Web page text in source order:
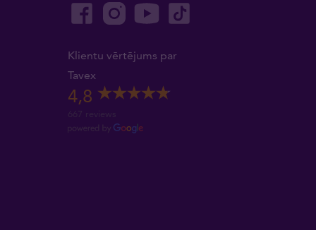
Klientu vērtējums par
Tavex
4,8
667 reviews